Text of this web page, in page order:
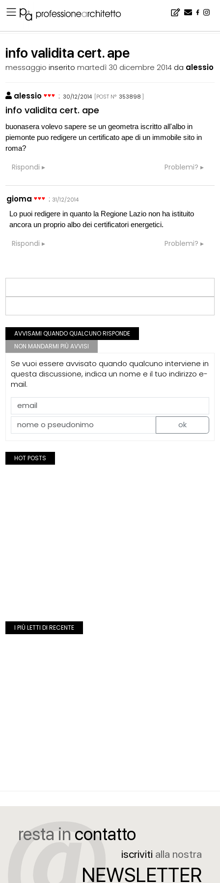
info validita cert. ape
messaggio inseritomartedì 30 dicembre 2014 da alessio
alessio : 30/12/2014 [POST N° 353898 ]
info validita cert. ape
buonasera volevo sapere se un geometra iscritto all'albo in
piemonte puo redigere un certificato ape di un immobile sito in
roma?
Rispondi Problemi?
gioma : 31/12/2014
Lo puoi redigere in quanto la Regione Lazio non ha istituito
ancora un proprio albo dei certificatori energetici.
Rispondi Problemi?
AVVISAMI QUANDO QUALCUNO RISPONDE
NON MANDARMI PIÙ AVVISI
Se vuoi essere avvisato quando qualcuno interviene in
questa discussione, indica un nome e il tuo indirizzo e-
mail.
ok
HOT POSTS
I PIÙ LETTI DI RECENTE
resta in contatto
iscriviti alla nostra
NEWSLETTER